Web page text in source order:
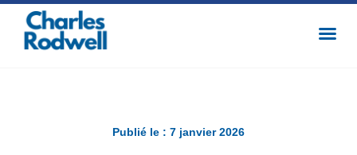
Publié le : 7 janvier 2026